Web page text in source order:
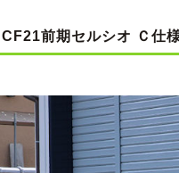
前期セルシオ Ｃ仕